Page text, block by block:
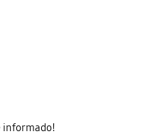
informado!